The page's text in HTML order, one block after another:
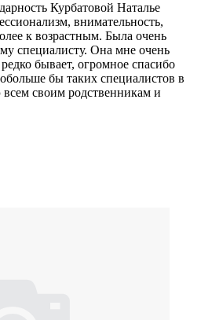
Курбатовой Наталье
внимательность,
к возрастным. Была очень
специалисту. Она мне очень
бывает, огромное спасибо
бы таких специалистов в
своим родственникам и